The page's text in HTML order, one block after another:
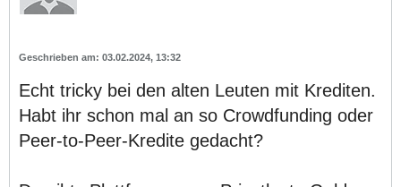
03.02.2024, 13:32
Echt tricky bei den alten Leuten mit Krediten.
Habt ihr schon mal an so Crowdfunding oder
Peer-to-Peer-Kredite gedacht?